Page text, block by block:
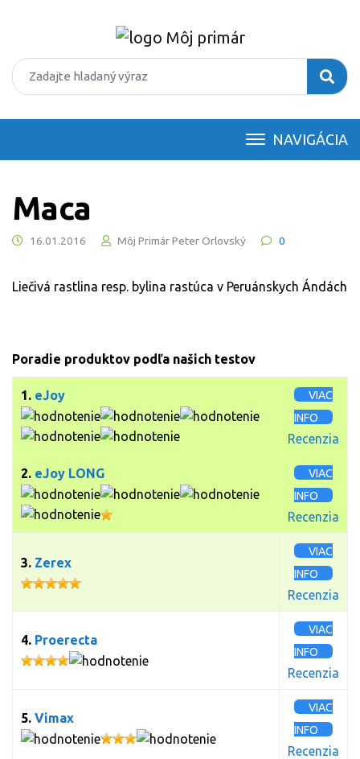
NAVIGÁCIA
Maca
16.01.2016 Môj Primár Peter Orlovský 0
Liečivá rastlina resp. bylina rastúca v Peruánskych Ándách
Poradie produktov podľa našich testov
1. eJoy
VIAC
INFO
Recenzia
2. eJoy LONG
VIAC
INFO
Recenzia
3. Zerex
VIAC
INFO
Recenzia
4. Proerecta
VIAC
INFO
Recenzia
5. Vimax
VIAC
INFO
Recenzia